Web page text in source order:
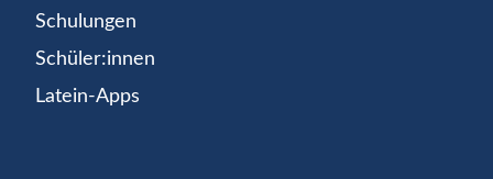
Schulungen
Schüler:innen
Latein-Apps